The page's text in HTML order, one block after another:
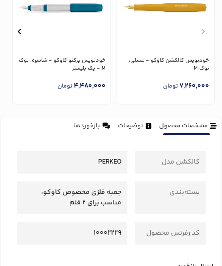
خودنویس کالکشن کاوکو - عسلی،
نوک M
7,260,000تومان
خودنویس پرکئو کاوکو - شامبره، نوک
M - پک بلیستر
4,480,000تومان
مشخصات محصول توضیحات بازخوردها
کالکشن مدل PERKEO
بسته‌بندی
جعبه فلزی مخصوص کاوکو،
مناسب برای 2 قلم
کد رفرنس محصول 10002229